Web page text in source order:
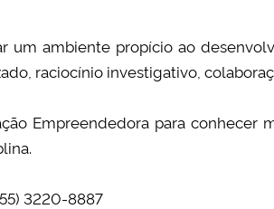
um ambiente propício ao
raciocínio investigativo,
Empreendedora para conhecer
3220-8887